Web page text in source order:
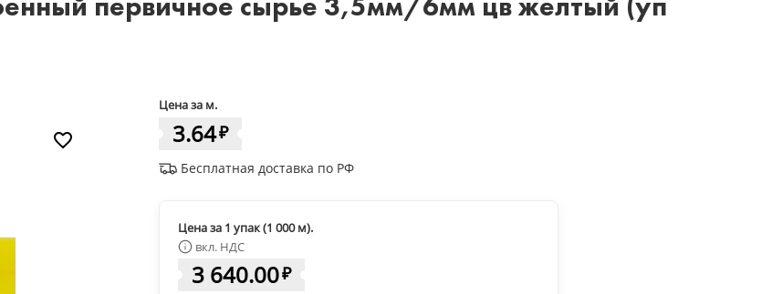
Цена за м.
3.64₽
Бесплатная доставка по РФ
Цена за 1 упак (1 000 м).
вкл. НДС
3 640.00₽